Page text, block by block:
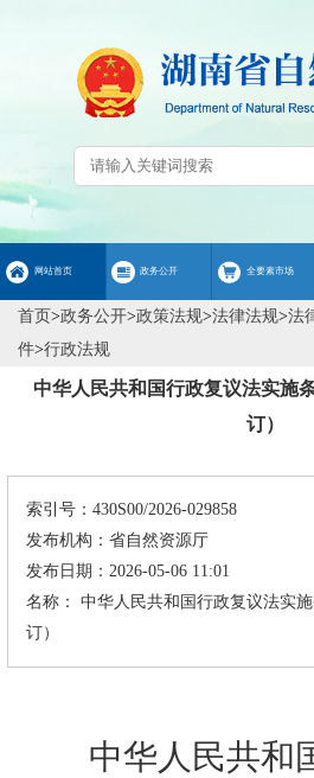
网站首页 政务公开 全要素市场
首页>政务公开>政策法规>法律法规>法
件>行政法规
中华人民共和国行政复议法实施
订）
索引号：430S00/2026-029858
发布机构： 省自然资源厅
发布日期：2026-05-06 11:01
名称： 中华人民共和国行政复议法实
订）
中华人民共和